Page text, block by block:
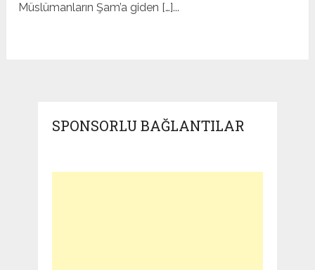
Müslümanların Şam’a giden […]...
SPONSORLU BAĞLANTILAR